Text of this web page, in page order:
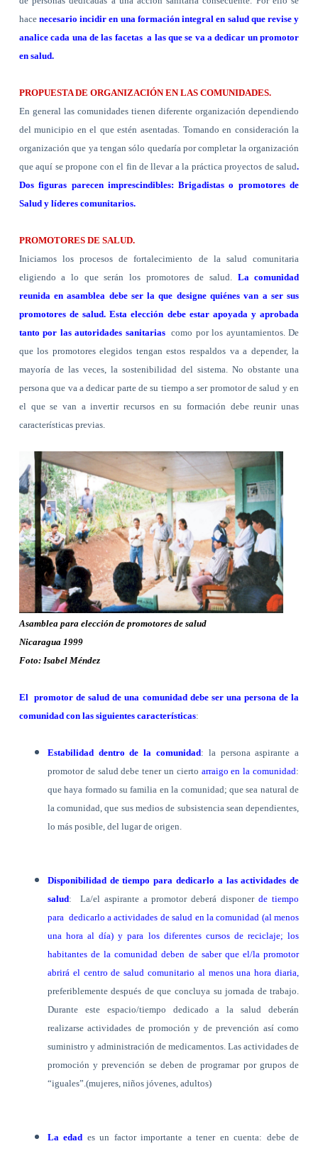
hacenecesario incidir en una formación integral en salud que revise y
analice cada una de las facetas a las que se va a dedicar un promotor
en salud.
PROPUESTA DE ORGANIZACIÓN EN LAS COMUNIDADES.
En general las comunidades tienen diferente organización dependiendo
del municipio en el que estén asentadas. Tomando en consideración la
organización que ya tengan sólo quedaría por completar la organización
que aquí se propone con el fin de llevar a la práctica proyectos de salud.
Dos figuras parecen imprescindibles: Brigadistas o promotores de
Salud y líderes comunitarios.
PROMOTORES DE SALUD.
Iniciamos los procesos de fortalecimiento de la salud comunitaria
eligiendo a lo que serán los promotores de salud. La comunidad
reunida en asamblea debe ser la que designe quiénes van a ser sus
promotores de salud. Esta elección debe estar apoyada y aprobada
tanto por las autoridades sanitarias como por los ayuntamientos. De
que los promotores elegidos tengan estos respaldos va a depender, la
mayoría de las veces, la sostenibilidad del sistema. No obstante una
persona que va a dedicar parte de su tiempo a ser promotor de salud y en
el que se van a invertir recursos en su formación debe reunir unas
características previas.
Asamblea para elección de promotores de salud
Nicaragua 1999
Foto: Isabel Méndez
El promotor de salud de una comunidad debe ser una persona de la
comunidad con las siguientes características:
Estabilidad dentro de la comunidad: la persona aspirante a
promotor de salud debe tener un cierto arraigo en la comunidad:
que haya formado su familia en la comunidad; que sea natural de
la comunidad, que sus medios de subsistencia sean dependientes,
lo más posible, del lugar de origen.
Disponibilidad de tiempo para dedicarlo a las actividades de
salud: La/el aspirante a promotor deberá disponerde tiempo
para dedicarlo a actividades de salud en la comunidad (al menos
una hora al día) y para los diferentes cursos de reciclaje; los
habitantes de la comunidad deben de saber que el/la promotor
abrirá el centro de salud comunitario al menos una hora diaria,
preferiblemente después de que concluya su jornada de trabajo.
Durante este espacio/tiempo dedicado a la salud deberán
realizarse actividades de promoción y de prevención así como
suministro y administración de medicamentos. Las actividades de
promoción y prevención se deben de programar por grupos de
“iguales”.(mujeres, niños jóvenes, adultos)
La edad es un factor importante a tener en cuenta: debe de